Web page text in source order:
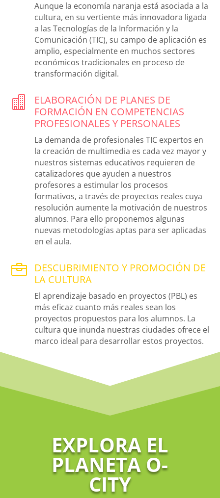
Aunque la economía naranja está asociada a la
cultura, en su vertiente más innovadora ligada
a las Tecnologías de la Información y la
Comunicación (TIC), su campo de aplicación es
amplio, especialmente en muchos sectores
económicos tradicionales en proceso de
transformación digital.

ELABORACIÓN DE PLANES DE
FORMACIÓN EN COMPETENCIAS
PROFESIONALES Y PERSONALES
La demanda de profesionales TIC expertos en
la creación de multimedia es cada vez mayor y
nuestros sistemas educativos requieren de
catalizadores que ayuden a nuestros
profesores a estimular los procesos
formativos, a través de proyectos reales cuya
resolución aumente la motivación de nuestros
alumnos. Para ello proponemos algunas
nuevas metodologías aptas para ser aplicadas
en el aula.

DESCUBRIMIENTO Y PROMOCIÓN DE
LA CULTURA
El aprendizaje basado en proyectos (PBL) es
más eficaz cuanto más reales sean los
proyectos propuestos para los alumnos. La
cultura que inunda nuestras ciudades ofrece el
marco ideal para desarrollar estos proyectos.
EXPLORA EL
PLANETA O-
CITY